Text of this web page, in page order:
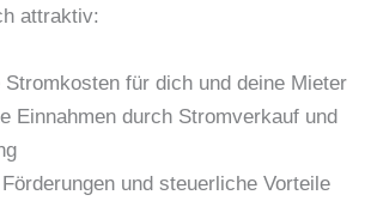
attraktiv:
Stromkosten für dich und deine Mieter
Einnahmen durch Stromverkauf und
und steuerliche Vorteile